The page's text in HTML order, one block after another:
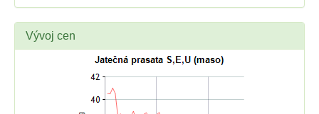
Vývoj cen